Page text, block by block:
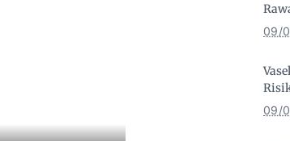
09/
09/